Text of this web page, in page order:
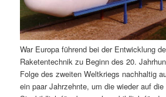
I
n
h
a
e
n
I
n
War Europa führend bei der Entwicklung
Raketentechnik zu Beginn des 20.
Folge des zweiten Weltkriegs nachhaltig
ein paar Jahrzehnte, um die wieder auf